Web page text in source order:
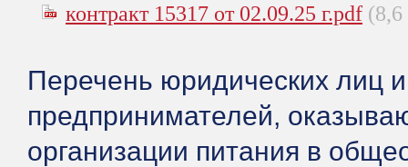
контракт 15317 от 02.09.25 г.pdf
Перечень юридических лиц
предпринимателей,
организации питания в